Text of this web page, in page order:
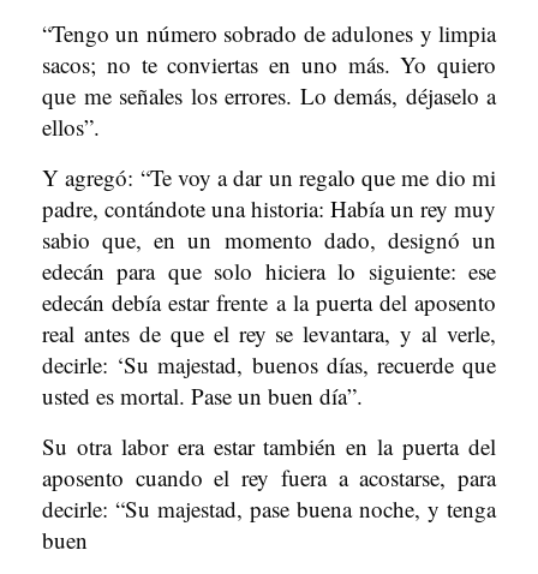
“Tengo un número sobrado de adulones y limpia
sacos; no te conviertas en uno más. Yo quiero
que me señales los errores. Lo demás, déjaselo a
ellos”.
Y agregó: “Te voy a dar un regalo que me dio mi
padre, contándote una historia: Había un rey muy
sabio que, en un momento dado, designó un
edecán para que solo hiciera lo siguiente: ese
edecán debía estar frente a la puerta del aposento
real antes de que el rey se levantara, y al verle,
decirle: ‘Su majestad, buenos días, recuerde que
usted es mortal. Pase un buen día”.
Su otra labor era estar también en la puerta del
aposento cuando el rey fuera a acostarse, para
decirle: “Su majestad, pase buena noche, y tenga
buen